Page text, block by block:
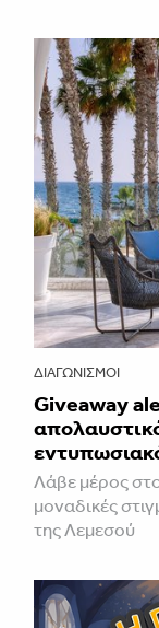
ΔΙΑΓΩΝΙΣΜΟΊ
Giveaway
Λάβε μέρος
μοναδικές
της Λεμεσού